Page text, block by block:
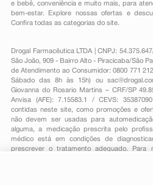
e bebê, conveniênciae muito mais, para
bem-estar. Explore nossas ofertas e
Confira todas as categorias do site.
Drogal Farmacêutica LTDA | CNPJ:
São João, 909 - Bairro Alto - Piracicaba/São
de Atendimento ao Consumidor: 0800 771
Sábado das 8h às 15h) ou
Giovanna do Rosario Martins – CRF/SP
Anvisa (AFE): 7.15583.1 / CEVS:
contidas neste site, como promoções e
não devem ser usadas para
alguma, a medicação prescrita pelo
médico está em condições de
prescrever o tratamento adequado. Para